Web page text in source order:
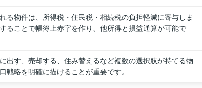
る物件は、所得税・住民税・相続税の負担軽減に寄与しま
ることで帳簿上赤字を作り、他所得と損益通算が可能で
出す、売却する、住み替えるなど複数の選択肢が持てる物
戦略を明確に描けることが重要です。